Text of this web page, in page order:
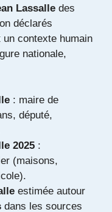
Lassalle des
déclarés
contexte humain
nationale,
: maire de
député,
2025 :
(maisons,
estimée autour
dans les sources